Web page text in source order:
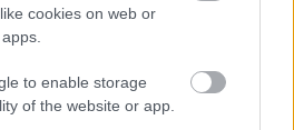
cookies on web or
to enable storage
of the website or app.
ze skvělé formy však netrvalo
zad a po vyšetřeních se zjistilo, že